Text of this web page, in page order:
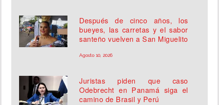
Después de cinco años, los
bueyes, las carretas y el sabor
santeño vuelven a San Miguelito
Agosto 10, 2026
Juristas piden que caso
Odebrecht en Panamá siga el
camino de Brasil y Perú